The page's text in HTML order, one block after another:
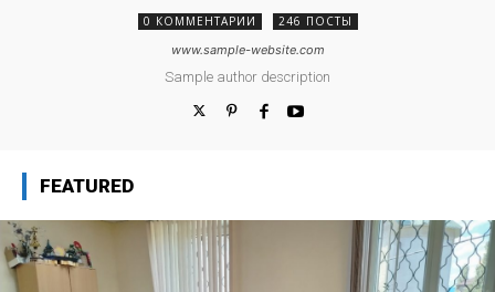
0 КОММЕНТАРИИ
246 ПОСТЫ
www.sample-website.com
Sample author description
FEATURED